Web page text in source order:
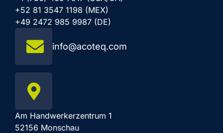
+52 81 3547 1198 (MEX)
+49 2472 985 9987 (DE)
info@acoteq.com
Am Handwerkerzentrum 1
52156 Monschau